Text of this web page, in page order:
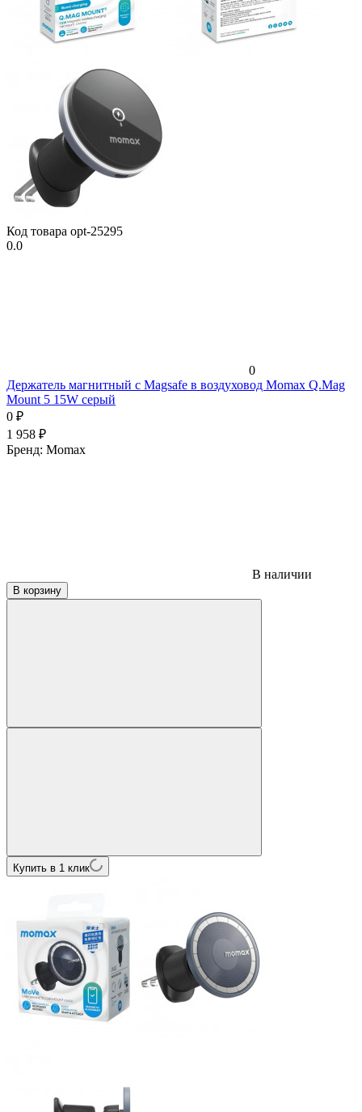
Код товара opt-25295
0.0
0
Держатель магнитный c Magsafe в воздуховод Momax Q.Mag
Mount 5 15W серый
0 ₽
1 958 ₽
Бренд: Momax
В наличии
В корзину
Купить в 1 клик